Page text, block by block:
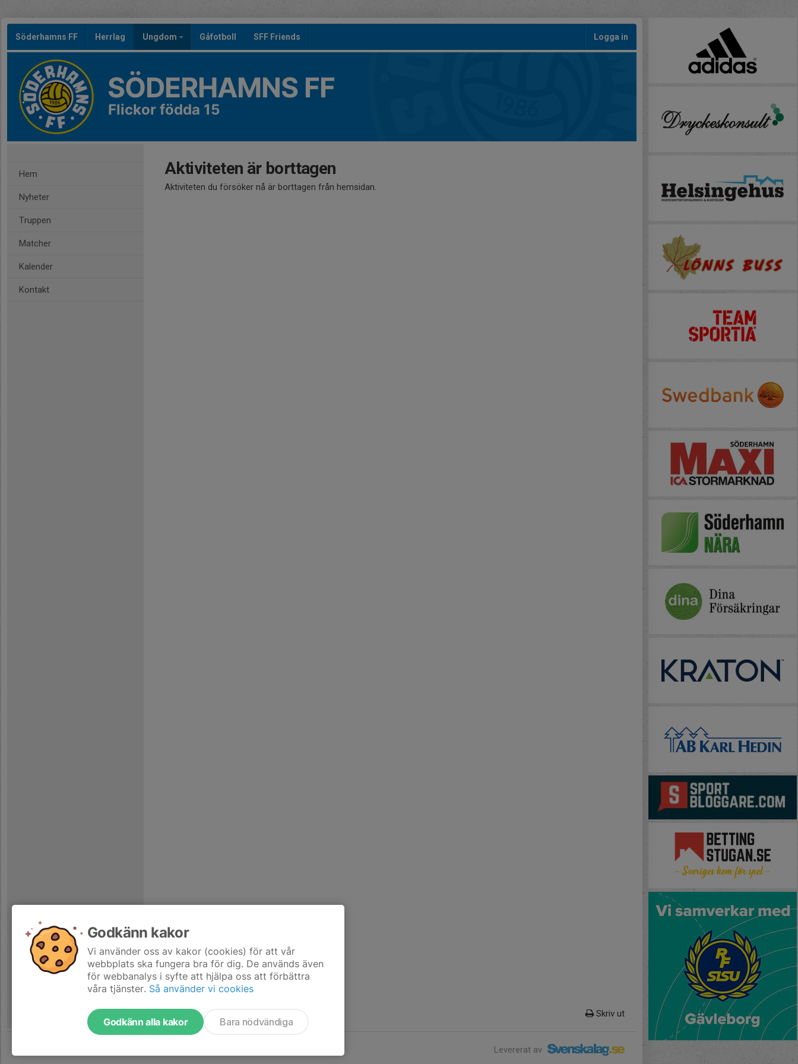
Söderhamns FF Herrlag Ungdom Gåfotboll SFF Friends Logga in
SÖDERHAMNS FF
Flickor födda 15
Hem
Nyheter
Truppen
Matcher
Kalender
Kontakt
Aktiviteten är borttagen
Aktiviteten du försöker nå är borttagen från hemsidan.
Skriv ut
Levererat av
Godkänn kakor
Vi använder oss av kakor (cookies) för att vår
webbplats ska fungera bra för dig. De används även
för webbanalys i syfte att hjälpa oss att förbättra
våra tjänster. Så använder vi cookies
Godkänn alla kakor Bara nödvändiga